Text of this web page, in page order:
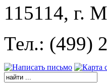
115114, г.
Тел.: (499)